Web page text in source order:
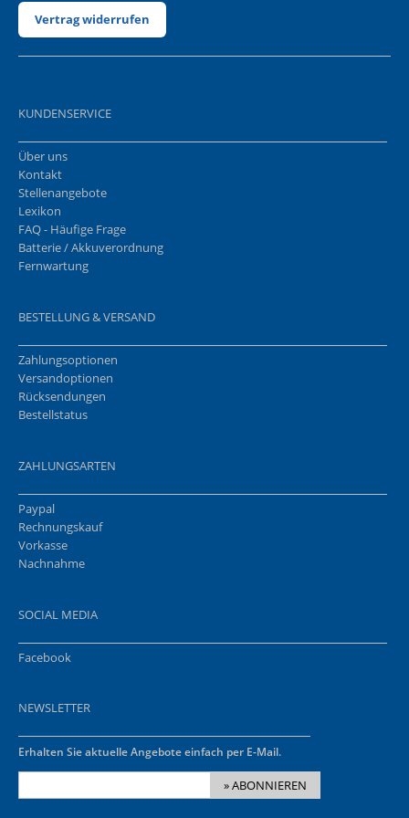
Vertrag widerrufen
KUNDENSERVICE
Über uns
Kontakt
Stellenangebote
Lexikon
FAQ - Häufige Frage
Batterie / Akkuverordnung
Fernwartung
BESTELLUNG & VERSAND
Zahlungsoptionen
Versandoptionen
Rücksendungen
Bestellstatus
ZAHLUNGSARTEN
Paypal
Rechnungskauf
Vorkasse
Nachnahme
SOCIAL MEDIA
Facebook
NEWSLETTER
Erhalten Sie aktuelle Angebote einfach per E-Mail.
» ABONNIEREN